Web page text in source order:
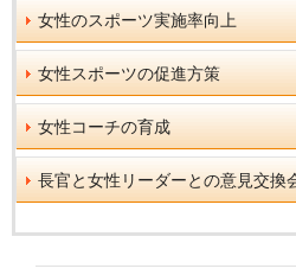
女性のスポーツ実施率向上
女性スポーツの促進方策
女性コーチの育成
長官と女性リーダーとの意見交換